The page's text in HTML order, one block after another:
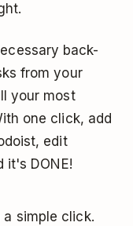
back-
from your
your most
one click, add
edit
it's DONE!
simple click.